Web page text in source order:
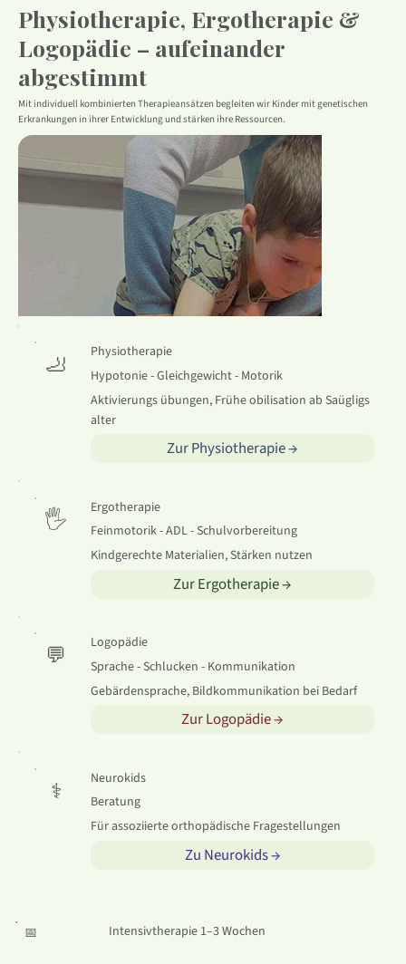
Physiotherapie, Ergotherapie &
Logopädie – aufeinander
abgestimmt
Mit individuell kombinierten Therapieansätzen begleiten wir Kinder mit genetischen
Erkrankungen in ihrer Entwicklung und stärken ihre Ressourcen.
Physiotherapie
Hypotonie - Gleichgewicht - Motorik
Aktivierungs übungen, Frühe obilisation ab Saügligs
alter
Zur Physiotherapie →
🦶
Ergotherapie
Feinmotorik - ADL - Schulvorbereitung
Kindgerechte Materialien, Stärken nutzen
Zur Ergotherapie →
🖐
Logopädie
Sprache - Schlucken - Kommunikation
Gebärdensprache, Bildkommunikation bei Bedarf
Zur Logopädie →
💬
Neurokids
Beratung
Für assoziierte orthopädische Fragestellungen
Zu Neurokids →
⚕️
📅 Intensivtherapie 1–3 Wochen